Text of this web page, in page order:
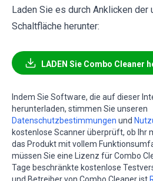
Laden Sie es durch Anklicken der
Schaltfläche herunter:
LADEN Sie Combo Cleaner
Indem Sie Software, die auf dieser
herunterladen, stimmen Sie unseren
Datenschutzbestimmungen und
kostenlose Scanner überprüft, ob Ihr
das Produkt mit vollem
müssen Sie eine Lizenz für Combo
Tage beschränkte kostenlose